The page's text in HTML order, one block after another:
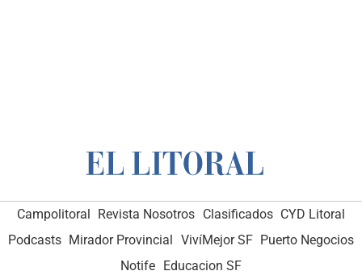
Campolitoral Revista Nosotros Clasificados CYD Litoral
Podcasts Mirador Provincial VivíMejor SF Puerto Negocios
Notife Educacion SF